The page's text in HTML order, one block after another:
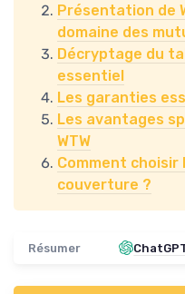
Présentation de
domaine des
Décryptage du
essentiel
Les garanties
Les avantages
WTW
Comment choisir
couverture ?
Résumer